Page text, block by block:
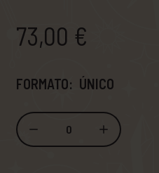
73,00 €
FORMATO: ÚNICO
0